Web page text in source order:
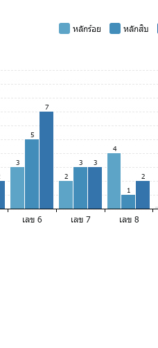
หลักร้อย หลักสิบ
3
5
7
2
3 3
4
1
2
เลข 6 เลข 7 เลข 8